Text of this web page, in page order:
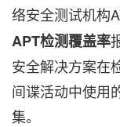
络安全测试机构
APT检测覆盖率
安全解决方案在
间谍活动中使用
集。